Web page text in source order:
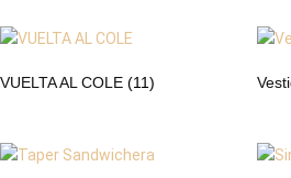
VUELTA AL COLE (11)